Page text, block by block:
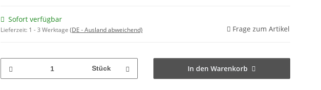
Sofort verfügbar
Lieferzeit: 1 - 3 Werktage (DE - Ausland abweichend) Frage zum Artikel
Stück In den Warenkorb